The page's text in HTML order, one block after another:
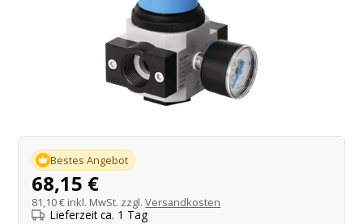
Produktangebot
Bestes Angebot
68,15 €
81,10 € inkl. MwSt. zzgl.Versandkosten
Lieferzeit ca. 1 Tag